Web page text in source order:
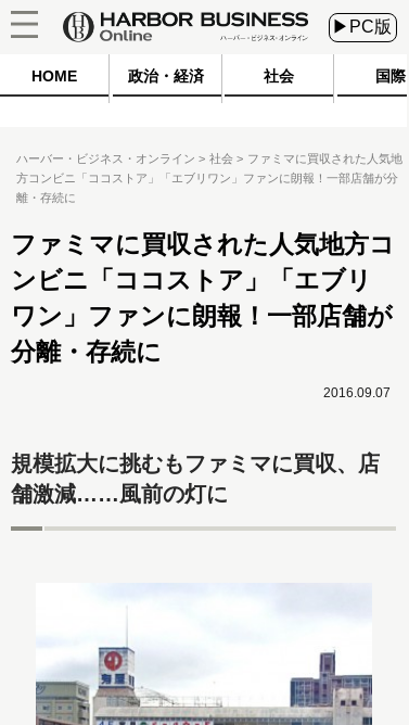
▶PC版
HOME 政治・経済 社会 国際
ハーバー・ビジネス・オンライン 社会
ファミマに買収された人気地
方コンビニ「ココストア」「エブリワン」ファンに朗報！一部店舗が分
離・存続に
ファミマに買収された人気地方コ
ンビニ「ココストア」「エブリ
ワン」ファンに朗報！一部店舗が
分離・存続に
2016.09.07
規模拡大に挑むもファミマに買収、店
舗激減……風前の灯に